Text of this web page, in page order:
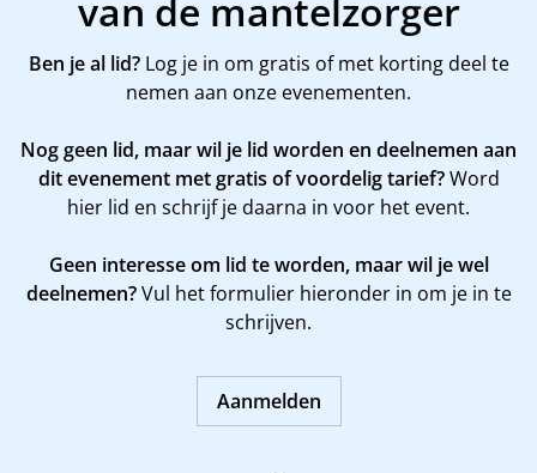
van de mantelzorger
Ben je al lid?Log je in om gratis of met korting deel te
nemen aan onze evenementen.
Nog geen lid, maar wil je lid worden en deelnemen aan
dit evenement met gratis of voordelig tarief?Word
hier lid en schrijf je daarna in voor het event.
Geen interesse om lid te worden, maar wil je wel
deelnemen?Vul het formulier hieronder in om je in te
schrijven.
Aanmelden